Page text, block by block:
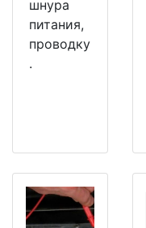
шнура
питания,
проводку
.